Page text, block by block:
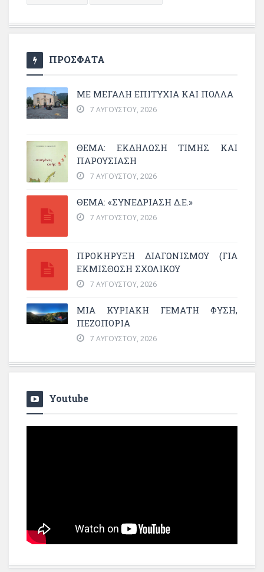
ΠΡΟΣΦΑΤΑ
ΜΕ ΜΕΓΆΛΗ ΕΠΙΤΥΧΊΑ ΚΑΙ ΠΟΛΛΆ
7 ΑΥΓΟΎΣΤΟΥ, 2026
ΘΈΜΑ: ΕΚΔΉΛΩΣΗ ΤΙΜΉΣ ΚΑΙ
ΠΑΡΟΥΣΊΑΣΗ
7 ΑΥΓΟΎΣΤΟΥ, 2026
ΘΕΜΑ: «ΣΥΝΕΔΡΊΑΣΗ Δ.Ε.»
7 ΑΥΓΟΎΣΤΟΥ, 2026
ΠΡΟΚΗΡΥΞΗ ΔΙΑΓΩΝΙΣΜΟΥ (ΓΙΑ
ΕΚΜΊΣΘΩΣΗ ΣΧΟΛΙΚΟΎ
7 ΑΥΓΟΎΣΤΟΥ, 2026
ΜΙΑ ΚΥΡΙΑΚΉ ΓΕΜΆΤΗ ΦΎΣΗ,
ΠΕΖΟΠΟΡΊΑ
7 ΑΥΓΟΎΣΤΟΥ, 2026
Youtube